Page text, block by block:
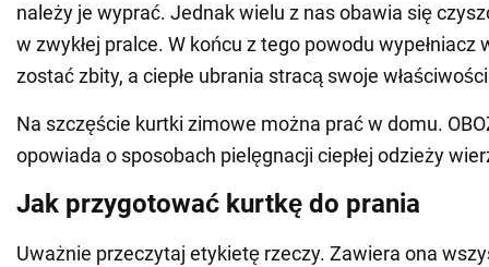
należy je wyprać. Jednak wielu z nas obawia się
w zwykłej pralce. W końcu z tego powodu wypełniacz
zostać zbity, a ciepłe ubrania stracą swoje
Na szczęście kurtki zimowe można prać w domu.
opowiada o sposobach pielęgnacji ciepłej odzieży
Jak przygotować kurtkę do prania
Uważnie przeczytaj etykietę rzeczy. Zawiera ona